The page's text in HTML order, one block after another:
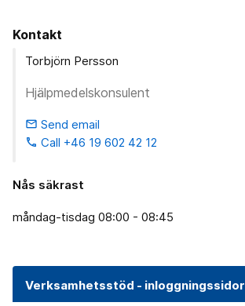
Kontakt
Torbjörn Persson
Hjälpmedelskonsulent
email Send email
phone Call +46 19 602 42 12
Nås säkrast
måndag-tisdag 08:00 - 08:45
Verksamhetsstöd - inloggningssidor